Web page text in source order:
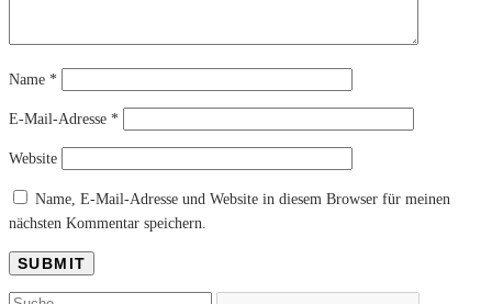
Name *
E-Mail-Adresse *
Website
Name, E-Mail-Adresse und Website in diesem Browser für meinen
nächsten Kommentar speichern.